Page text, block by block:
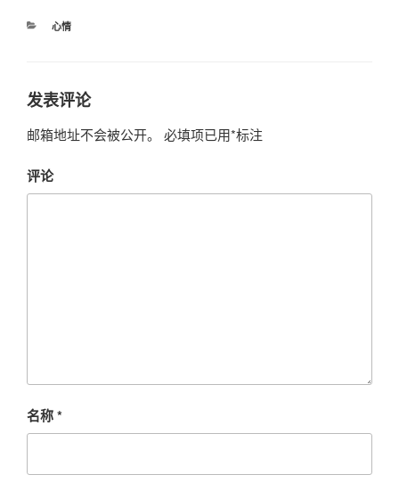
分
心情
发表评论
邮箱地址不会被公开。 必填项已用*标注
评论
名称*